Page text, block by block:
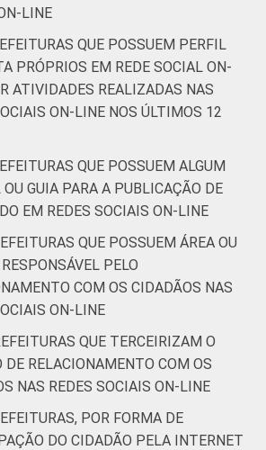
LINE
QUE POSSUEM PERFIL
PRÓPRIOS EM REDE SOCIAL ON-
ATIVIDADES REALIZADAS NAS
ON-LINE NOS ÚLTIMOS 12
QUE POSSUEM ALGUM
GUIA PARA A PUBLICAÇÃO DE
EM REDES SOCIAIS ON-LINE
QUE POSSUEM ÁREA OU
PELO
COM OS CIDADÃOS NAS
ON-LINE
QUE TERCEIRIZAM O
DE RELACIONAMENTO COM OS
NAS REDES SOCIAIS ON-LINE
POR FORMA DE
DO CIDADÃO PELA INTERNET